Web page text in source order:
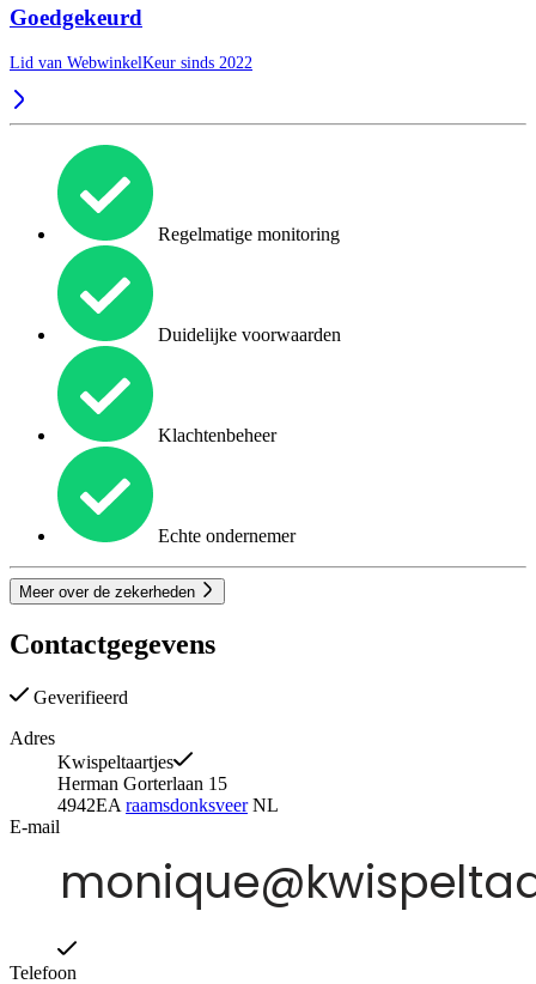
Goedgekeurd
Lid van WebwinkelKeur sinds 2022
Regelmatige monitoring
Duidelijke voorwaarden
Klachtenbeheer
Echte ondernemer
Meer over de zekerheden
Contactgegevens
Geverifieerd
Adres
Kwispeltaartjes
Herman Gorterlaan 15
4942EA raamsdonksveerNL
E-mail
Telefoon